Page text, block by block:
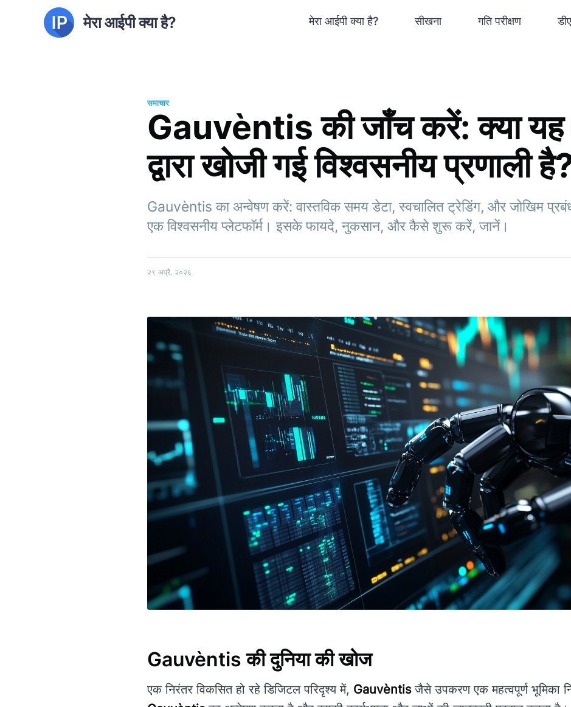
मेरा आईपी क्या है? मेरा आईपी क्या है? सीखना गति परीक्षण
समाचार
Gauvèntis की जाँच करें: क्या
द्वारा खोजी गई विश्वसनीय प्रणाली
Gauvèntis का अन्वेषण करें: वास्तविक समय डेटा, स्वचालित ट्रेडिंग, और जोखिम
एक विश्वसनीय प्लेटफॉर्म। इसके फायदे, नुकसान, और कैसे शुरू करें, जानें।
२९ अप्रै. २०२६
Gauvèntis की दुनिया की खोज
एक निरंतर विकसित हो रहे डिजिटल परिदृश्य में, Gauvèntisजैसे उपकरण एक महत्वपूर्ण भूमिका